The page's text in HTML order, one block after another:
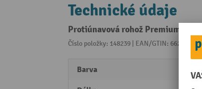
Technické údaje
Protiúnavová rohož Premium z
Číslo položky: 148239 | EAN/GTIN:
Barva